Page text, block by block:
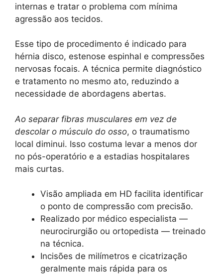
internas e tratar o problema com mínima
agressão aos tecidos.
Esse tipo de procedimento é indicado para
hérnia disco, estenose espinhal e compressões
nervosas focais. A técnica permite diagnóstico
e tratamento no mesmo ato, reduzindo a
necessidade de abordagens abertas.
Ao separar fibras musculares em vez de
descolar o músculo do osso, o traumatismo
local diminui. Isso costuma levar a menos dor
no pós-operatório e a estadias hospitalares
mais curtas.
Visão ampliada em HD facilita identificar
o ponto de compressão com precisão.
Realizado por médico especialista —
neurocirurgião ou ortopedista — treinado
na técnica.
Incisões de milímetros e cicatrização
geralmente mais rápida para os